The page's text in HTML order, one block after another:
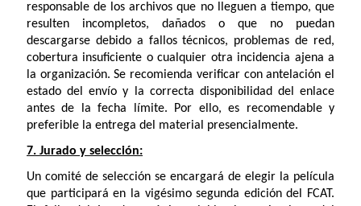
responsable de los archivos que no lleguen a tiempo, que
resulten incompletos, dañados o que no puedan
descargarse debido a fallos técnicos, problemas de red,
cobertura insuficiente o cualquier otra incidencia ajena a
la organización. Se recomienda verificar con antelación el
estado del envío y la correcta disponibilidad del enlace
antes de la fecha límite. Por ello, es recomendable y
preferible la entrega del material presencialmente.
7. Jurado y selección:
Un comité de selección se encargará de elegir la película
que participará en la vigésimo segunda edición del FCAT.